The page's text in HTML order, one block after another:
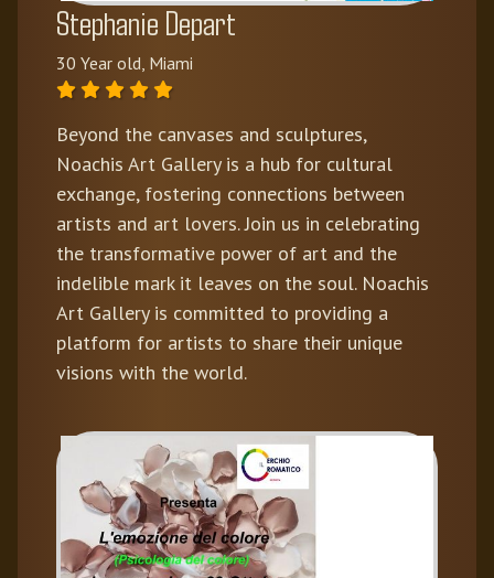
Stephanie Depart
30 Year old, Miami
Beyond the canvases and sculptures,
Noachis Art Gallery is a hub for cultural
exchange, fostering connections between
artists and art lovers. Join us in celebrating
the transformative power of art and the
indelible mark it leaves on the soul. Noachis
Art Gallery is committed to providing a
platform for artists to share their unique
visions with the world.